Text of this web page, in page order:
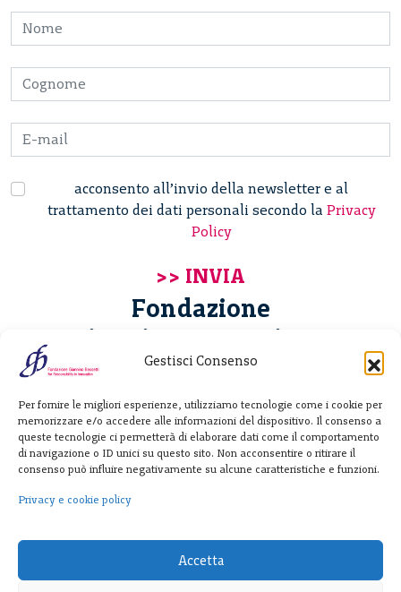
Gestisci Consenso
Per fornire le migliori esperienze, utilizziamo tecnologie come i cookie per
memorizzare e/o accedere alle informazioni del dispositivo. Il consenso a
queste tecnologie ci permetterà di elaborare dati come il comportamento
di navigazione o ID unici su questo sito. Non acconsentire o ritirare il
consenso può influire negativamente su alcune caratteristiche e funzioni.
Privacy e cookie policy
Accetta
acconsento all’invio della newsletter e al
trattamento dei dati personali secondo la Privacy
Policy
Fondazione
Giannino Bassetti ETS
20122 Milano - Italia
T. +39 02 781933
F. + 39 02 76392030
info@fondazionebassetti.org
p.i. 12520270153